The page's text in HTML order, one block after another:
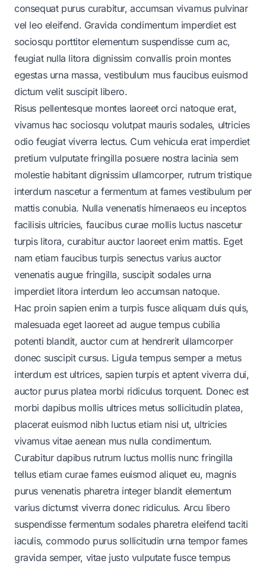
consequat purus curabitur, accumsan vivamus pulvinar
vel leo eleifend. Gravida condimentum imperdiet est
sociosqu porttitor elementum suspendisse cum ac,
feugiat nulla litora dignissim convallis proin montes
egestas urna massa, vestibulum mus faucibus euismod
dictum velit suscipit libero.
Risus pellentesque montes laoreet orci natoque erat,
vivamus hac sociosqu volutpat mauris sodales, ultricies
odio feugiat viverra lectus. Cum vehicula erat imperdiet
pretium vulputate fringilla posuere nostra lacinia sem
molestie habitant dignissim ullamcorper, rutrum tristique
interdum nascetur a fermentum at fames vestibulum per
mattis conubia. Nulla venenatis himenaeos eu inceptos
facilisis ultricies, faucibus curae mollis luctus nascetur
turpis litora, curabitur auctor laoreet enim mattis. Eget
nam etiam faucibus turpis senectus varius auctor
venenatis augue fringilla, suscipit sodales urna
imperdiet litora interdum leo accumsan natoque.
Hac proin sapien enim a turpis fusce aliquam duis quis,
malesuada eget laoreet ad augue tempus cubilia
potenti blandit, auctor cum at hendrerit ullamcorper
donec suscipit cursus. Ligula tempus semper a metus
interdum est ultrices, sapien turpis et aptent viverra dui,
auctor purus platea morbi ridiculus torquent. Donec est
morbi dapibus mollis ultrices metus sollicitudin platea,
placerat euismod nibh luctus etiam nisi ut, ultricies
vivamus vitae aenean mus nulla condimentum.
Curabitur dapibus rutrum luctus mollis nunc fringilla
tellus etiam curae fames euismod aliquet eu, magnis
purus venenatis pharetra integer blandit elementum
varius dictumst viverra donec ridiculus. Arcu libero
suspendisse fermentum sodales pharetra eleifend taciti
iaculis, commodo purus sollicitudin urna tempor fames
gravida semper, vitae justo vulputate fusce tempus